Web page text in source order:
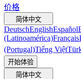
价格
简体中文
DeutschEnglishEspañol
(Latinoamérica)Français
(Portugal)Tiếng Việt
开始体验
简体中文